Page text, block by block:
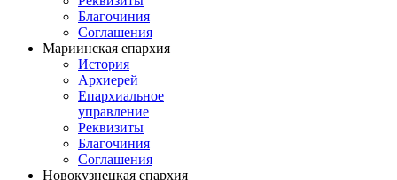
Благочиния
Соглашения
Мариинская епархия
История
Архиерей
Епархиальное
управление
Реквизиты
Благочиния
Соглашения
Новокузнецкая епархия